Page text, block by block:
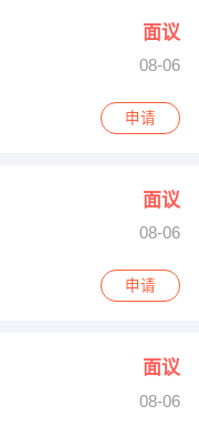
面议
08-06
申请
面议
08-06
申请
面议
08-06